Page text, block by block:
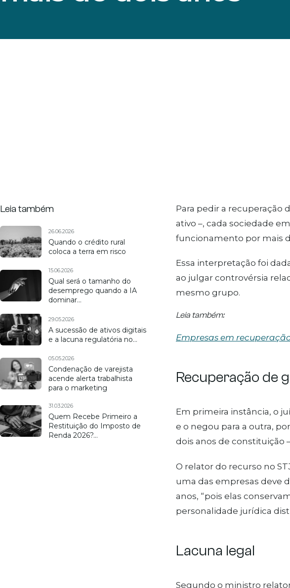
Leia também
26.06.2026
Quando o crédito rural
coloca a terra em risco
15.06.2026
Qual será o tamanho do
desemprego quando a IA
dominar…
29.05.2026
A sucessão de ativos digitais
e a lacuna regulatória no…
05.05.2026
Condenação de varejista
acende alerta trabalhista
para o marketing
31.03.2026
Quem Recebe Primeiro a
Restituição do Imposto de
Renda 2026?…
Para pedir a recuperação
ativo –, cada sociedade
funcionamento por mais
Essa interpretação foi
ao julgar controvérsia
mesmo grupo.
Leia também:
Empresas em
Recuperação de
Em primeira instância, o
e o negou para a outra,
dois anos de constituição
O relator do recurso no
uma das empresas deve
anos, “pois elas
personalidade jurídica
Lacuna l​​egal
Segundo o ministro